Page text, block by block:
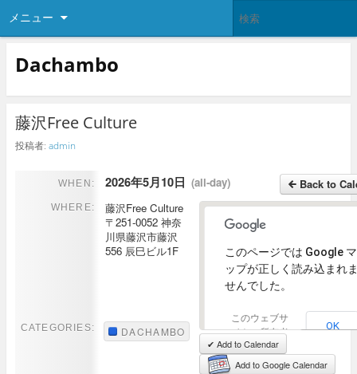
メニュー
Dachambo
藤沢Free Culture
投稿者: admin
WHEN: Back to
2026年5月10日 (all-day)
WHERE:
藤沢Free Culture
〒251-0052 神奈
川県藤沢市藤沢
556 辰巳ビル1F
このページでは Google マ
ップが正しく読み込まれ
せんでした。
このウェブサ
イトの所有者
ですか？
OK
View Full-
✔ Add to Calendar
Add to Google Calendar
CATEGORIES: DACHAMBO